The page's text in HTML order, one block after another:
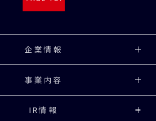
企業情報
事業内容
IR情報